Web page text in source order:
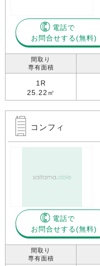
電話で
お問合せする
間取り
専有面積
1R
25.22㎡
コンフィ
電話で
お問合せする
間取り
専有面積